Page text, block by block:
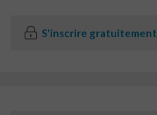
S'inscrire gratuitement